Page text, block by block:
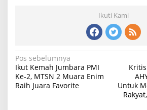
Ikuti Kami
Navigasi
pos
Pos sebelumnya
Ikut Kemah Jumbara PMI
Ke-2, MTSN 2 Muara Enim
Raih Juara Favorite
Untuk